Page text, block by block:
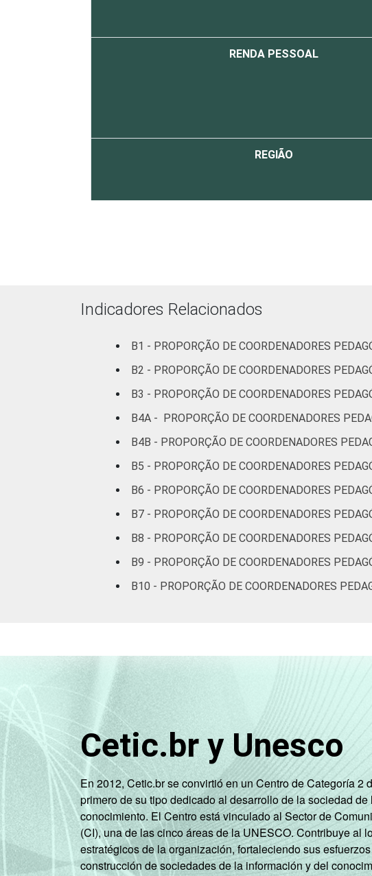
RENDA PESSOAL
REGIÃO
¹ Base: 870 coordenadores pedagógicos. Dados
Fonte: NIC.br - set 2013 / dez 2013
Indicadores Relacionados
B1 - PROPORÇÃO DE COORDENADORES
B2 - PROPORÇÃO DE COORDENADORES
B3 - PROPORÇÃO DE COORDENADORES
B4A - PROPORÇÃO DE COORDENADORES
B4B - PROPORÇÃO DE COORDENADORES
B5 - PROPORÇÃO DE COORDENADORES
B6 - PROPORÇÃO DE COORDENADORES
B7 - PROPORÇÃO DE COORDENADORES
B8 - PROPORÇÃO DE COORDENADORES
B9 - PROPORÇÃO DE COORDENADORES
B10 - PROPORÇÃO DE COORDENADORES
Cetic.br y Unesco
En 2012, Cetic.br se convirtió en un Centro de Categoría 2
primero de su tipo dedicado al desarrollo de la sociedad
conocimiento. El Centro está vinculado al Sector de
(CI), una de las cinco áreas de la UNESCO. Contribuye al
estratégicos de la organización, fortaleciendo sus
construcción de sociedades de la información y del